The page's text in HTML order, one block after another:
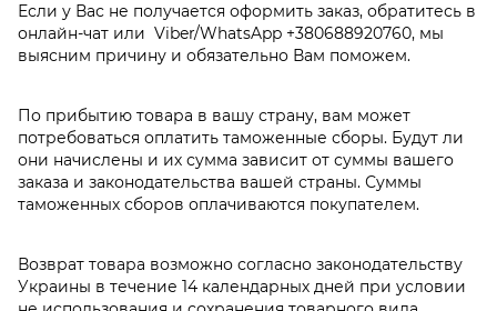
Если у Вас не получается оформить заказ, обратитесь в
онлайн-чат или Viber/WhatsApp +380688920760, мы
выясним причину и обязательно Вам поможем.
По прибытию товара в вашу страну, вам может
потребоваться оплатить таможенные сборы. Будут ли
они начислены и их сумма зависит от суммы вашего
заказа и законодательства вашей страны. Суммы
таможенных сборов оплачиваются покупателем.
Возврат товара возможно согласно законодательству
Украины в течение 14 календарных дней при условии